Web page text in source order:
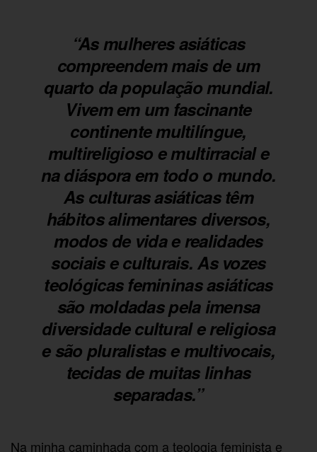
“As mulheres asiáticas
compreendem mais de um
quarto da população mundial.
Vivem em um fascinante
continente multilíngue,
multireligioso e multirracial e
na diáspora em todo o mundo.
As culturas asiáticas têm
hábitos alimentares diversos,
modos de vida e realidades
sociais e culturais. As vozes
teológicas femininas asiáticas
são moldadas pela imensa
diversidade cultural e religiosa
e são pluralistas e multivocais,
tecidas de muitas linhas
separadas.”
Na minha caminhada com a teologia feminista e